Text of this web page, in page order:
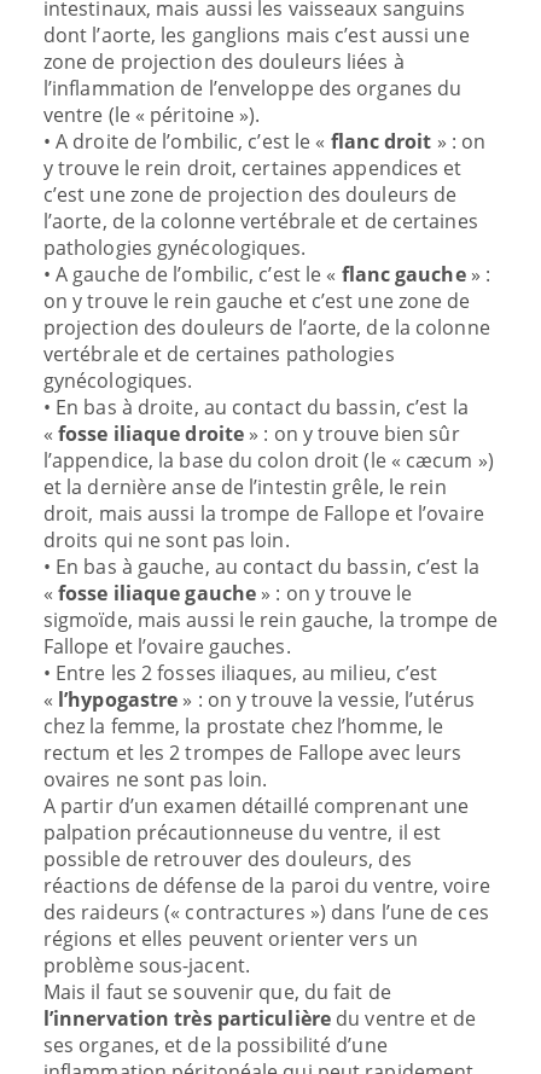
intestinaux, mais aussi les vaisseaux sanguins
dont l’aorte, les ganglions mais c’est aussi une
zone de projection des douleurs liées à
l’inflammation de l’enveloppe des organes du
ventre (le « péritoine »).
• A droite de l’ombilic, c’est le « flanc droit » : on
y trouve le rein droit, certaines appendices et
c’est une zone de projection des douleurs de
l’aorte, de la colonne vertébrale et de certaines
pathologies gynécologiques.
• A gauche de l’ombilic, c’est le « flanc gauche » :
on y trouve le rein gauche et c’est une zone de
projection des douleurs de l’aorte, de la colonne
vertébrale et de certaines pathologies
gynécologiques.
• En bas à droite, au contact du bassin, c’est la
«fosse iliaque droite » : on y trouve bien sûr
l’appendice, la base du colon droit (le « cæcum »)
et la dernière anse de l’intestin grêle, le rein
droit, mais aussi la trompe de Fallope et l’ovaire
droits qui ne sont pas loin.
• En bas à gauche, au contact du bassin, c’est la
«fosse iliaque gauche » : on y trouve le
sigmoïde, mais aussi le rein gauche, la trompe de
Fallope et l’ovaire gauches.
• Entre les 2 fosses iliaques, au milieu, c’est
« l’hypogastre » : on y trouve la vessie, l’utérus
chez la femme, la prostate chez l’homme, le
rectum et les 2 trompes de Fallope avec leurs
ovaires ne sont pas loin.
A partir d’un examen détaillé comprenant une
palpation précautionneuse du ventre, il est
possible de retrouver des douleurs, des
réactions de défense de la paroi du ventre, voire
des raideurs (« contractures ») dans l’une de ces
régions et elles peuvent orienter vers un
problème sous-jacent.
Mais il faut se souvenir que, du fait de
l’innervation très particulière du ventre et de
ses organes, et de la possibilité d’une